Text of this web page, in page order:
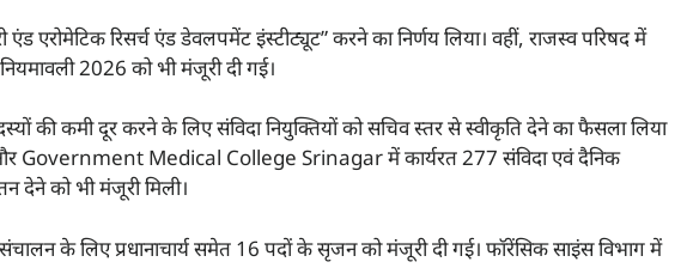
एरोमेटिक रिसर्च एंड डेवलपमेंट इंस्टीट्यूट” करने का निर्णय लिया। वहीं, राजस्व परिषद में
2026 को भी मंजूरी दी गई।
की कमी दूर करने के लिए संविदा नियुक्तियों को सचिव स्तर से स्वीकृति देने का फैसला लिया
और Government Medical College Srinagar में कार्यरत 277 संविदा एवं दैनिक
देने को भी मंजूरी मिली।
के लिए प्रधानाचार्य समेत 16 पदों के सृजन को मंजूरी दी गई। फॉरेंसिक साइंस विभाग में